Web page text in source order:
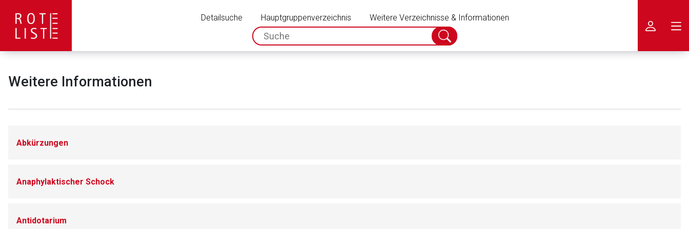
Detailsuche Hauptgruppenverzeichnis
Weitere Verzeichnisse & Informationen
spc.search.input.placeholder
Suche
abschicken
Weitere Informationen
Abkürzungen
Anaphylaktischer Schock
Antidotarium